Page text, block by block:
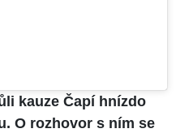
kauze Čapí hnízdo
O rozhovor s ním se